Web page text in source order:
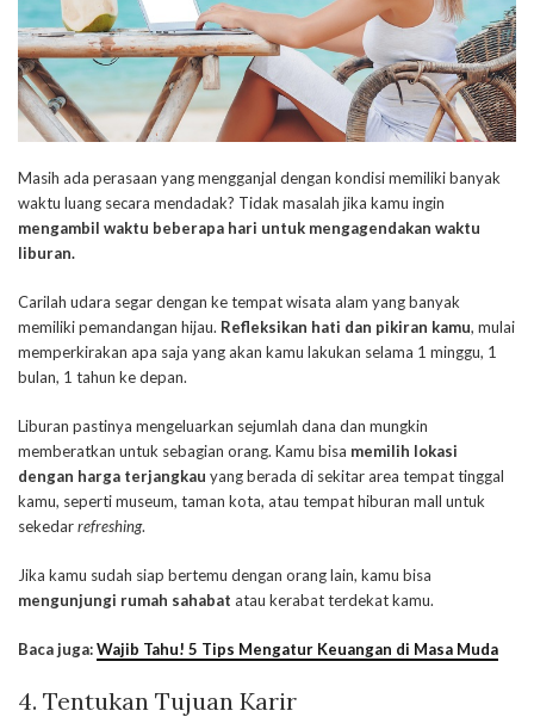
Masih ada perasaan yang mengganjal dengan kondisi memiliki banyak
waktu luang secara mendadak? Tidak masalah jika kamu ingin
mengambil waktu beberapa hari untuk mengagendakan waktu
liburan.
Carilah udara segar dengan ke tempat wisata alam yang banyak
memiliki pemandangan hijau. Refleksikan hati dan pikiran kamu, mulai
memperkirakan apa saja yang akan kamu lakukan selama 1 minggu, 1
bulan, 1 tahun ke depan.
Liburan pastinya mengeluarkan sejumlah dana dan mungkin
memberatkan untuk sebagian orang. Kamu bisa memilih lokasi
dengan harga terjangkau yang berada di sekitar area tempat tinggal
kamu, seperti museum, taman kota, atau tempat hiburan mall untuk
sekedarrefreshing.
Jika kamu sudah siap bertemu dengan orang lain, kamu bisa
mengunjungi rumah sahabat atau kerabat terdekat kamu.
Baca juga:Wajib Tahu! 5 Tips Mengatur Keuangan di Masa Muda
4. Tentukan Tujuan Karir